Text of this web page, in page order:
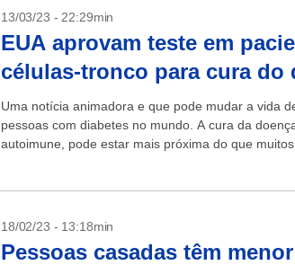
13/03/23 - 22:29min
EUA aprovam teste em
células-tronco para cura do
Uma notícia animadora e que pode mudar a vida
pessoas com diabetes no mundo. A cura da
autoimune, pode estar mais próxima do que muitos
18/02/23 - 13:18min
Pessoas casadas têm